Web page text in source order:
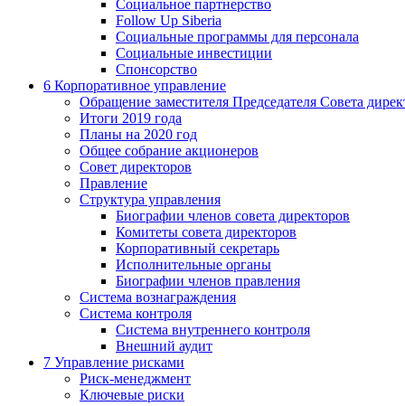
Социальное партнерство
Follow Up Siberia
Социальные программы для персонала
Социальные инвестиции
Спонсорство
6 Корпоративное управление
Обращение заместителя Председателя Совета
Итоги 2019 года
Планы на 2020 год
Общее собрание акционеров
Совет директоров
Правление
Структура управления
Биографии членов совета директоров
Комитеты совета директоров
Корпоративный секретарь
Исполнительные органы
Биографии членов правления
Система вознаграждения
Система контроля
Система внутреннего контроля
Внешний аудит
7 Управление рисками
Риск-менеджмент
Ключевые риски